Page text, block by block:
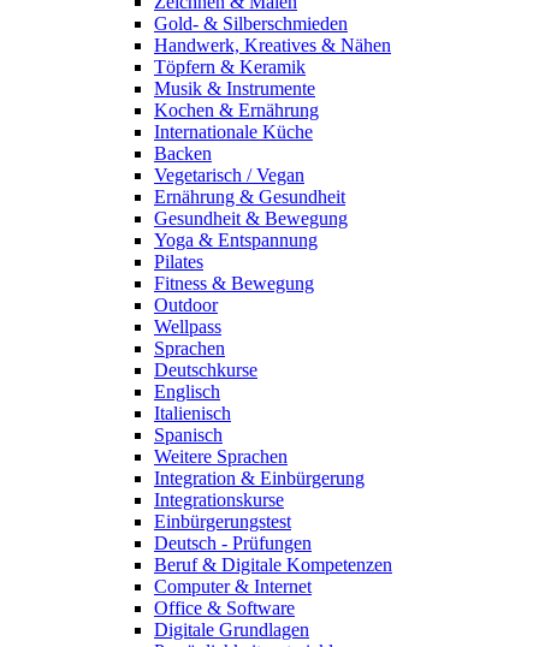
Gold- & Silberschmieden
Handwerk, Kreatives & Nähen
Töpfern & Keramik
Musik & Instrumente
Kochen & Ernährung
Internationale Küche
Backen
Vegetarisch / Vegan
Ernährung & Gesundheit
Gesundheit & Bewegung
Yoga & Entspannung
Pilates
Fitness & Bewegung
Outdoor
Wellpass
Sprachen
Deutschkurse
Englisch
Italienisch
Spanisch
Weitere Sprachen
Integration & Einbürgerung
Integrationskurse
Einbürgerungstest
Deutsch - Prüfungen
Beruf & Digitale Kompetenzen
Computer & Internet
Office & Software
Digitale Grundlagen